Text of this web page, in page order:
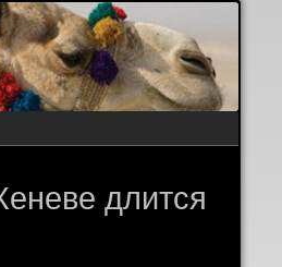
длится